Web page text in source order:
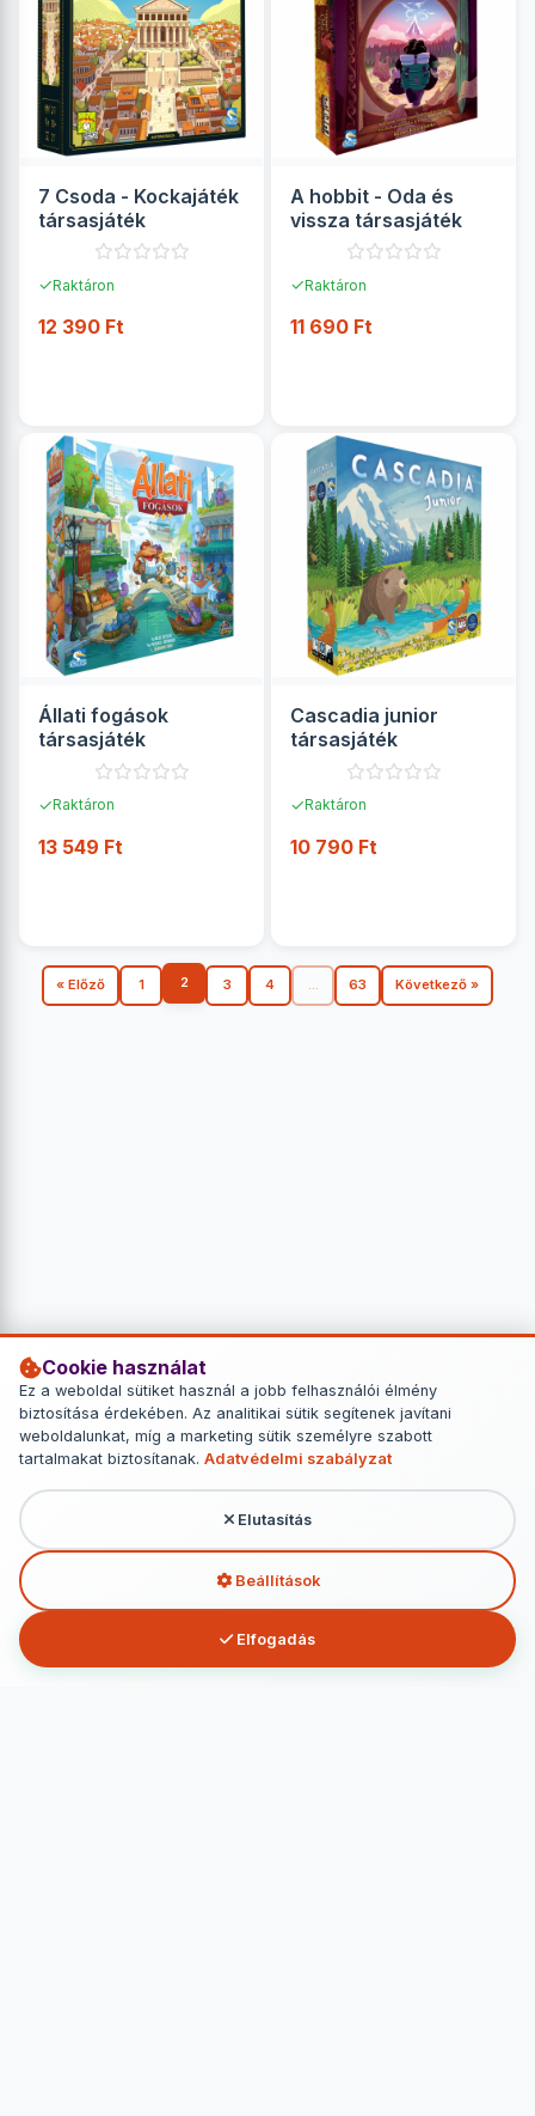
Cookie használat
Ez a weboldal sütiket használ a jobb felhasználói élmény
biztosítása érdekében. Az analitikai sütik segítenek javítani
weboldalunkat, míg a marketing sütik személyre szabott
tartalmakat biztosítanak. Adatvédelmi szabályzat
Elutasítás
Beállítások
Elfogadás
7 Csoda - Kockajáték
társasjáték
✓Raktáron
12 390 Ft
A hobbit - Oda és
vissza társasjáték
✓Raktáron
11 690 Ft
Állati fogások
társasjáték
✓Raktáron
13 549 Ft
Cascadia junior
társasjáték
✓Raktáron
10 790 Ft
« Előző 1 2 3 4 ... 63 Következő »